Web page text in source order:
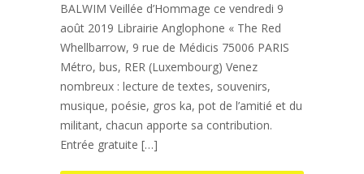
BALWIM Veillée d’Hommage ce vendredi 9
août 2019 Librairie Anglophone « The Red
Whellbarrow, 9 rue de Médicis 75006 PARIS
Métro, bus, RER (Luxembourg) Venez
nombreux : lecture de textes, souvenirs,
musique, poésie, gros ka, pot de l’amitié et du
militant, chacun apporte sa contribution.
Entrée gratuite […]